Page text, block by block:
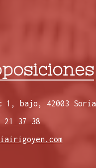
1, bajo, 42003 Soria
21 37 38